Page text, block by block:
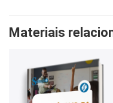
Materiais